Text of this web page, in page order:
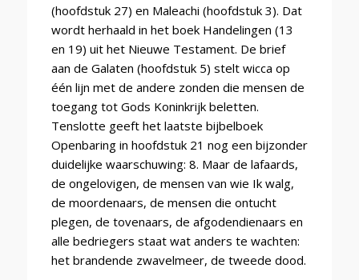
(hoofdstuk 27) en Maleachi (hoofdstuk 3). Dat
wordt herhaald in het boek Handelingen (13
en 19) uit het Nieuwe Testament. De brief
aan de Galaten (hoofdstuk 5) stelt wicca op
één lijn met de andere zonden die mensen de
toegang tot Gods Koninkrijk beletten.
Tenslotte geeft het laatste bijbelboek
Openbaring in hoofdstuk 21 nog een bijzonder
duidelijke waarschuwing: 8. Maar de lafaards,
de ongelovigen, de mensen van wie Ik walg,
de moordenaars, de mensen die ontucht
plegen, de tovenaars, de afgodendienaars en
alle bedriegers staat wat anders te wachten:
het brandende zwavelmeer, de tweede dood.